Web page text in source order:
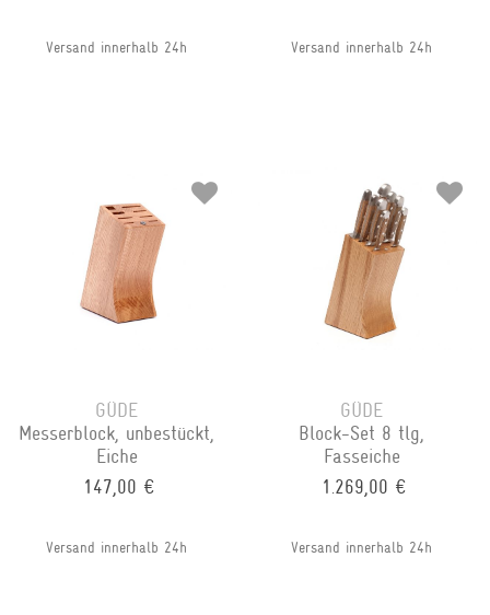
Versand innerhalb 24h Versand innerhalb 24h
GÜDE
Messerblock, unbestückt,
Eiche
147,00 €
Versand innerhalb 24h
GÜDE
Block-Set 8 tlg,
Fasseiche
1.269,00 €
Versand innerhalb 24h